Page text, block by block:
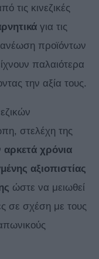
τις κινεζικές
για τις
προϊόντων
παλαιότερα
την αξία τους.
στελέχη της
αρκετά χρόνια
αξιοπιστίας
ώστε να μειωθεί
σε σχέση με τους